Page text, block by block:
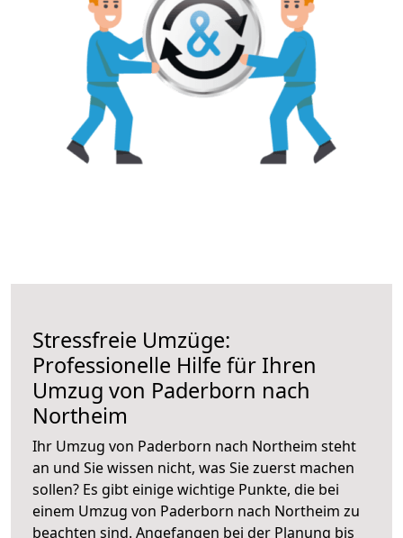
Stressfreie Umzüge:
Professionelle Hilfe für Ihren
Umzug von Paderborn nach
Northeim
Ihr Umzug von Paderborn nach Northeim steht
an und Sie wissen nicht, was Sie zuerst machen
sollen? Es gibt einige wichtige Punkte, die bei
einem Umzug von Paderborn nach Northeim zu
beachten sind. Angefangen bei der Planung bis